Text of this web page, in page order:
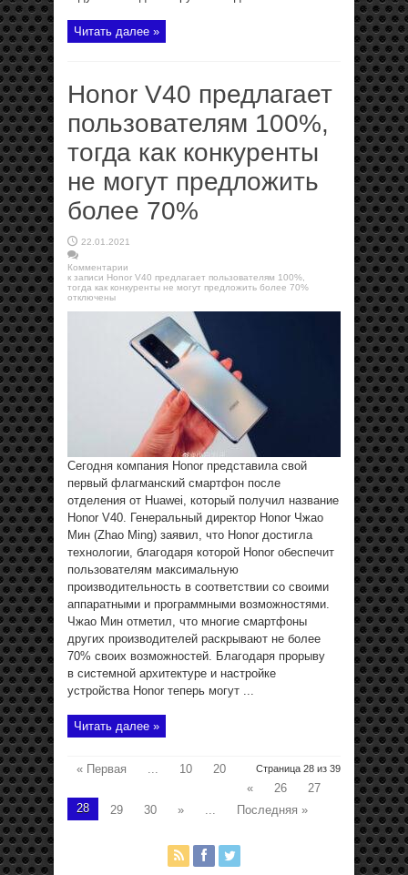
Читать далее »
Honor V40 предлагает
пользователям 100%,
тогда как конкуренты
не могут предложить
более 70%
22.01.2021
Комментарии
к записи Honor V40 предлагает пользователям 100%,
тогда как конкуренты не могут предложить более 70%
отключены
Сегодня компания Honor представила свой
первый флагманский смартфон после
отделения от Huawei, который получил название
Honor V40. Генеральный директор Honor Чжао
Мин (Zhao Ming) заявил, что Honor достигла
технологии, благодаря которой Honor обеспечит
пользователям максимальную
производительность в соответствии со своими
аппаратными и программными возможностями.
Чжао Мин отметил, что многие смартфоны
других производителей раскрывают не более
70% своих возможностей. Благодаря прорыву
в системной архитектуре и настройке
устройства Honor теперь могут ...
Читать далее »
Страница 28 из 39
« Первая ... 10
20
«
26
27
28
29 30 » ... Последняя »